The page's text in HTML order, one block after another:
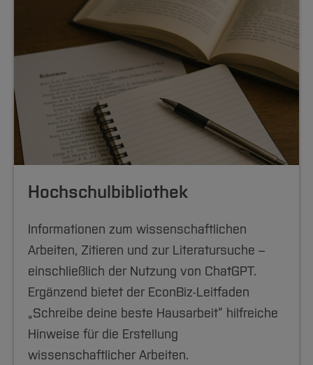
Hochschulbibliothek
Informationen zum wissenschaftlichen
Arbeiten, Zitieren und zur Literatursuche –
einschließlich der Nutzung von ChatGPT.
Ergänzend bietet der EconBiz-Leitfaden
„Schreibe deine beste Hausarbeit“ hilfreiche
Hinweise für die Erstellung
wissenschaftlicher Arbeiten.